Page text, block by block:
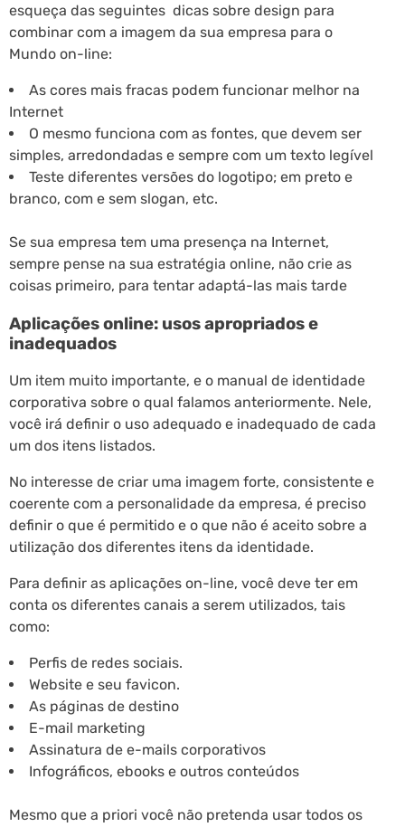
esqueça das seguintes dicas sobre design para
combinar com a imagem da sua empresa para o
Mundo on-line:
As cores mais fracas podem funcionar melhor na
Internet
O mesmo funciona com as fontes, que devem ser
simples, arredondadas e sempre com um texto legível
Teste diferentes versões do logotipo; em preto e
branco, com e sem slogan, etc.
Se sua empresa tem uma presença na Internet,
sempre pense na sua estratégia online, não crie as
coisas primeiro, para tentar adaptá-las mais tarde
Aplicações online: usos apropriados e
inadequados
Um item muito importante, e o manual de identidade
corporativa sobre o qual falamos anteriormente. Nele,
você irá definir o uso adequado e inadequado de cada
um dos itens listados.
No interesse de criar uma imagem forte, consistente e
coerente com a personalidade da empresa, é preciso
definir o que é permitido e o que não é aceito sobre a
utilização dos diferentes itens da identidade.
Para definir as aplicações on-line, você deve ter em
conta os diferentes canais a serem utilizados, tais
como:
Perfis de redes sociais.
Website e seu favicon.
As páginas de destino
E-mail marketing
Assinatura de e-mails corporativos
Infográficos, ebooks e outros conteúdos
Mesmo que a priori você não pretenda usar todos os